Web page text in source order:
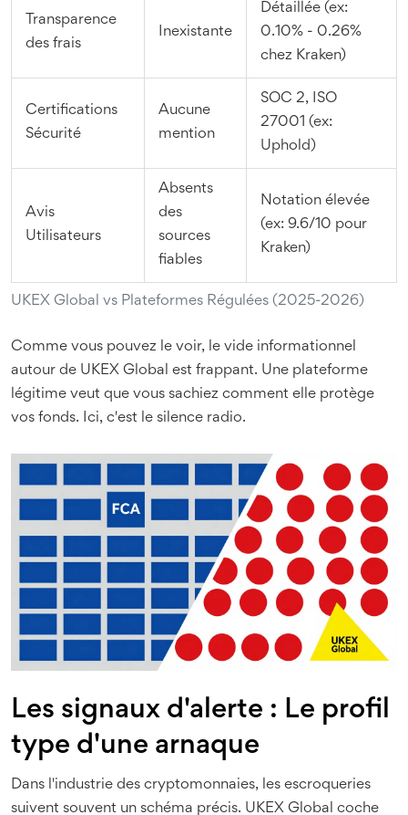
UKEX Global vs Plateformes Régulées (2025-2026)
Transparence
des frais
Inexistante
Détaillée (ex:
0.10% - 0.26%
chez Kraken)
Certifications
Sécurité
Aucune
mention
SOC 2, ISO
27001 (ex:
Uphold)
Avis
Utilisateurs
Absents
des
sources
fiables
Notation élevée
(ex: 9.6/10 pour
Kraken)
Comme vous pouvez le voir, le vide informationnel
autour de UKEX Global est frappant. Une plateforme
légitime veut que vous sachiez comment elle protège
vos fonds. Ici, c'est le silence radio.
Les signaux d'alerte : Le profil
type d'une arnaque
Dans l'industrie des cryptomonnaies, les escroqueries
suivent souvent un schéma précis. UKEX Global coche